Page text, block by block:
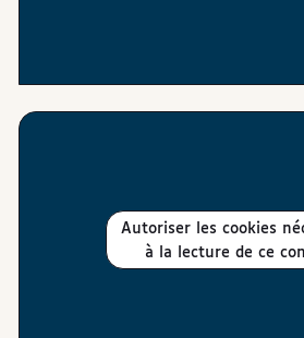
Autoriser les cookies nécessaires
à la lecture de ce